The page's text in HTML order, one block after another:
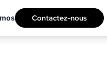
Contactez-nous